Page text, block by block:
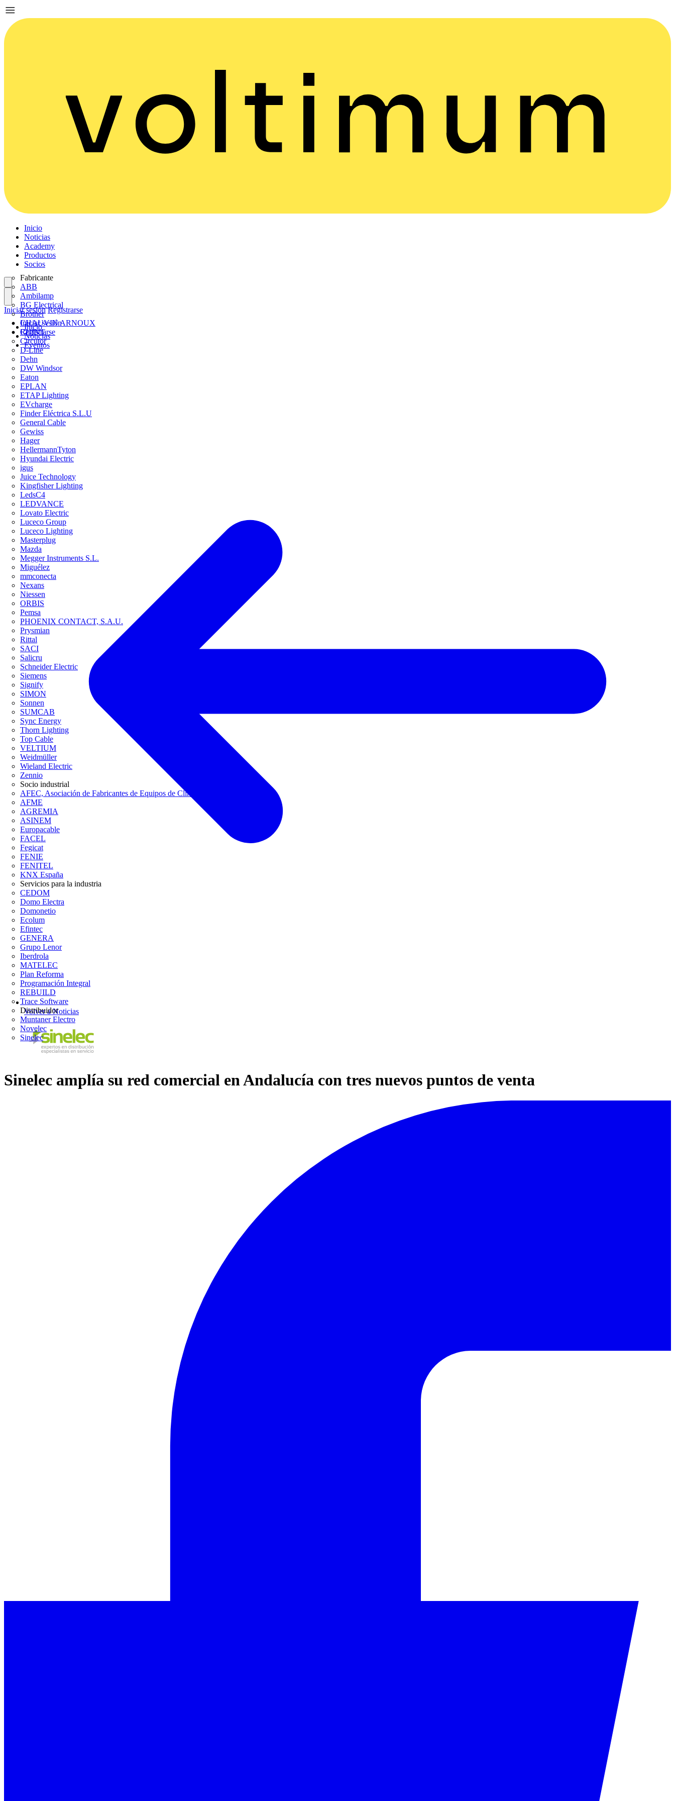
Inicio
Noticias
Academy
Productos
Socios
Fabricante
ABB
Ambilamp
BG Electrical
Brother
CHAUVIN ARNOUX
CHINT
Circutor
D-Line
Dehn
DW Windsor
Eaton
EPLAN
ETAP Lighting
EVcharge
Finder Eléctrica S.L.U
General Cable
Gewiss
Hager
HellermannTyton
Hyundai Electric
igus
Juice Technology
Kingfisher Lighting
LedsC4
LEDVANCE
Lovato Electric
Luceco Group
Luceco Lighting
Masterplug
Mazda
Megger Instruments S.L.
Miguélez
mmconecta
Nexans
Niessen
ORBIS
Pemsa
PHOENIX CONTACT, S.A.U.
Prysmian
Rittal
SACI
Salicru
Schneider Electric
Siemens
Signify
SIMON
Sonnen
SUMCAB
Sync Energy
Thorn Lighting
Top Cable
VELTIUM
Weidmüller
Wieland Electric
Zennio
Socio industrial
AFEC, Asociación de Fabricantes de Equipos de Climatización
AFME
AGREMIA
ASINEM
Europacable
FACEL
Fegicat
FENIE
FENITEL
KNX España
Servicios para la industria
CEDOM
Domo Electra
Domonetio
Ecolum
Efintec
GENERA
Grupo Lenor
Iberdrola
MATELEC
Plan Reforma
Programación Integral
REBUILD
Trace Software
Distribuidor
Muntaner Electro
Novelec
Sinelec
Iniciar sesión
Registrarse
Iniciar sesión Registrarse
Inicio
Noticias
Eventos
Volver a Noticias
Sinelec amplía su red comercial en Andalucía con tres nuevos puntos de venta